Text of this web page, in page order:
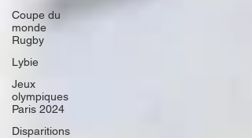
Coupe du
monde
Rugby
Lybie
Jeux
olympiques
Paris 2024
Disparitions